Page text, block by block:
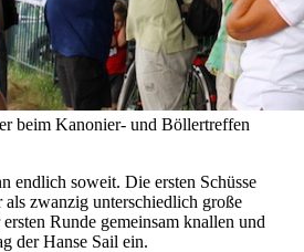
beim Kanonier- und Böllertreffen
endlich soweit. Die ersten Schüsse
zwanzig unterschiedlich große
Runde gemeinsam knallen und
der Hanse Sail ein.